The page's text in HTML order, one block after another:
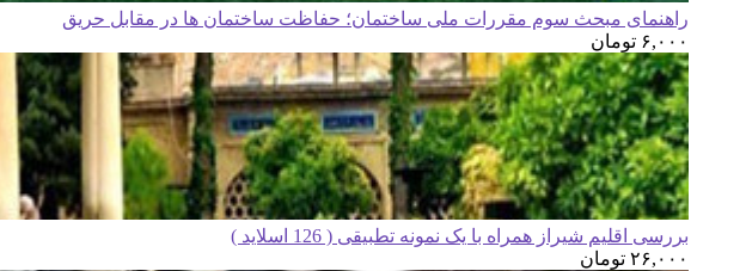
راهنمای مبحث سوم مقررات ملی ساختمان؛ حفاظت ساختمان ها در مقابل حریق
۶,۰۰۰ تومان
بررسی اقلیم شیراز همراه با یک نمونه تطبیقی ( 126 اسلاید )
۲۶,۰۰۰ تومان